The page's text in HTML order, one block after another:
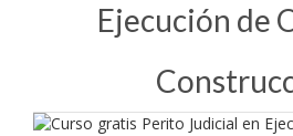
Ejecución de